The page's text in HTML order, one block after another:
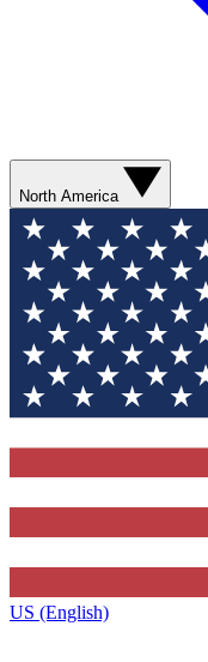
North America
US (English)